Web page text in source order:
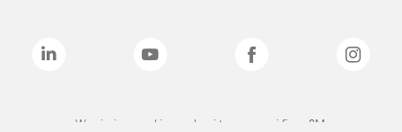
Wymienione marki są znakami towarowymi firmy 3M.